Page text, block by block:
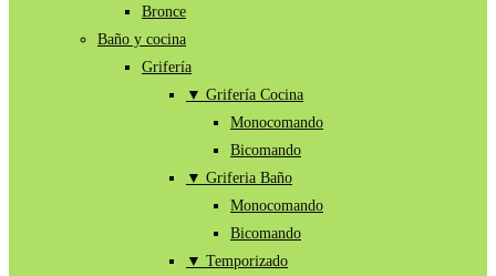
Bronce
Baño y cocina
Grifería
▼ Grifería Cocina
Monocomando
Bicomando
▼ Griferia Baño
Monocomando
Bicomando
▼ Temporizado